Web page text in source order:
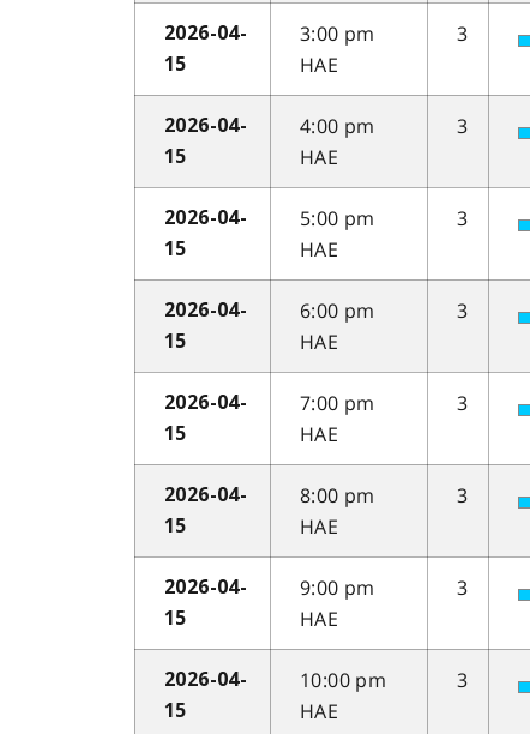
2026-04-
15
3:00 pm
HAE
3
2026-04-
15
4:00 pm
HAE
3
2026-04-
15
5:00 pm
HAE
3
2026-04-
15
6:00 pm
HAE
3
2026-04-
15
7:00 pm
HAE
3
2026-04-
15
8:00 pm
HAE
3
2026-04-
15
9:00 pm
HAE
3
2026-04-
15
10:00 pm
HAE
3